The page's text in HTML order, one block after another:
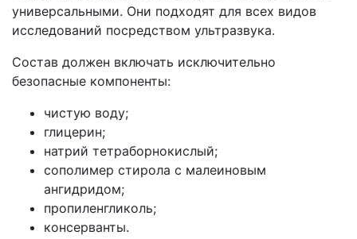
универсальными. Они подходят для всех видов
исследований посредством ультразвука.
Состав должен включать исключительно
безопасные компоненты:
чистую воду;
глицерин;
натрий тетраборнокислый;
сополимер стирола с малеиновым
ангидридом;
пропиленгликоль;
консерванты.